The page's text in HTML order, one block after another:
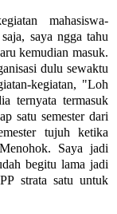
mahasiswa-
saya ngga tahu
kemudian masuk.
dulu sewaktu
kegiatan, "Loh
ternyata termasuk
satu semester dari
tujuh ketika
Saya jadi
begitu lama jadi
strata satu untuk